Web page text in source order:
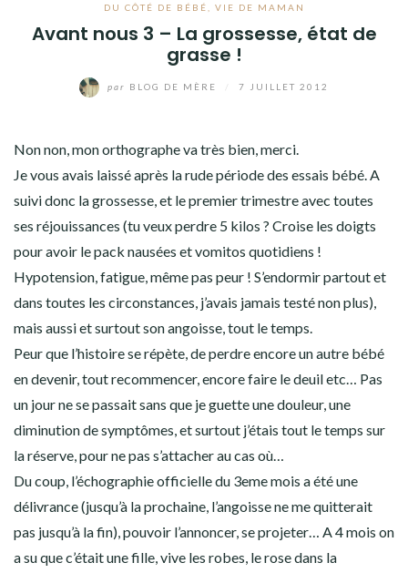
DU CÔTÉ DE BÉBÉ VIE DE MAMAN
Avant nous 3 – La grossesse, état de
grasse !
par BLOG DE MÈRE 7 JUILLET 2012
Non non, mon orthographe va très bien, merci.
Je vous avais laissé après la rude période des essais bébé. A
suivi donc la grossesse, et le premier trimestre avec toutes
ses réjouissances (tu veux perdre 5 kilos ? Croise les doigts
pour avoir le pack nausées et vomitos quotidiens !
Hypotension, fatigue, même pas peur ! S’endormir partout et
dans toutes les circonstances, j’avais jamais testé non plus),
mais aussi et surtout son angoisse, tout le temps.
Peur que l’histoire se répète, de perdre encore un autre bébé
en devenir, tout recommencer, encore faire le deuil etc… Pas
un jour ne se passait sans que je guette une douleur, une
diminution de symptômes, et surtout j’étais tout le temps sur
la réserve, pour ne pas s’attacher au cas où…
Du coup, l’échographie officielle du 3eme mois a été une
délivrance (jusqu’à la prochaine, l’angoisse ne me quitterait
pas jusqu’à la fin), pouvoir l’annoncer, se projeter… A 4 mois on
a su que c’était une fille, vive les robes, le rose dans la